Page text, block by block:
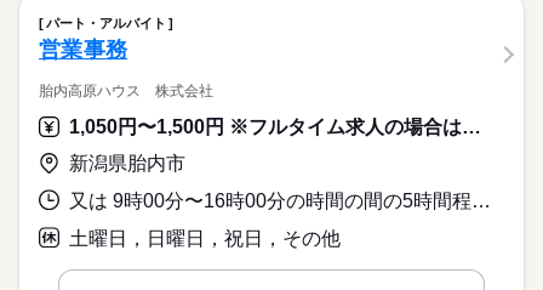
パート・アルバイト
営業事務
胎内高原ハウス 株式会社
1,050円〜1,500円 ※フルタイム求人の場合は月額（換算額）、パート求人の場合は時間額を表示しています。
新潟県胎内市
又は 9時00分〜16時00分の時間の間の5時間程度 就業時間に関する特記事項 ＊勤務時間は相談に応じます。
土曜日，日曜日，祝日，その他